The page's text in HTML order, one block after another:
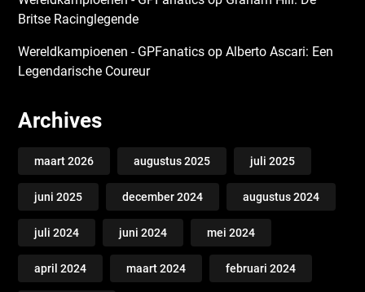
Britse Racinglegende
Wereldkampioenen - GPFanatics opAlberto Ascari: Een
Legendarische Coureur
Archives
maart 2026 augustus 2025 juli 2025
juni 2025 december 2024 augustus 2024
juli 2024 juni 2024 mei 2024
april 2024 maart 2024 februari 2024